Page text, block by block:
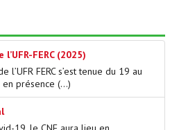
FERC (2025)
FERC s’est tenue du 19 au
présence (…)